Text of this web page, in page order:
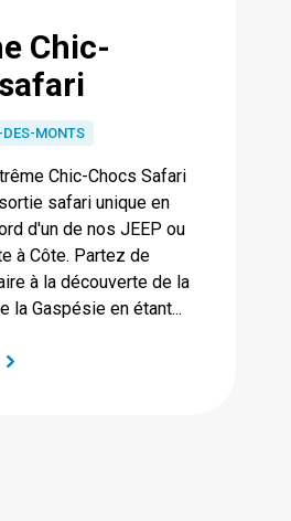
Chic-
MONTS
Chic-Chocs Safari
safari unique en
d'un de nos JEEP ou
à Côte. Partez de
à la découverte de la
la Gaspésie en étant...